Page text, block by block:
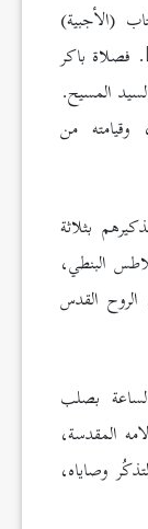
(الأجبية)
. فصلاة باكر
المسيح.
من
بثلاثة
البنطي،
القدس
بصلب
المقدسة،
وصاياه،